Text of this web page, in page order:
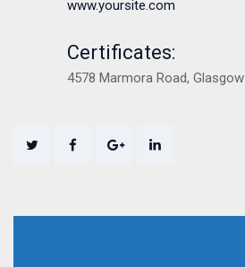
www.yoursite.com
Certificates:
4578 Marmora Road, Glasgow